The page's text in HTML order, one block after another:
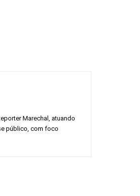
Marechal, atuando
público, com foco